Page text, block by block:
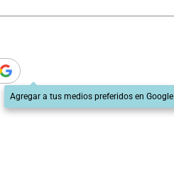
Agregar a tus medios preferidos en Google